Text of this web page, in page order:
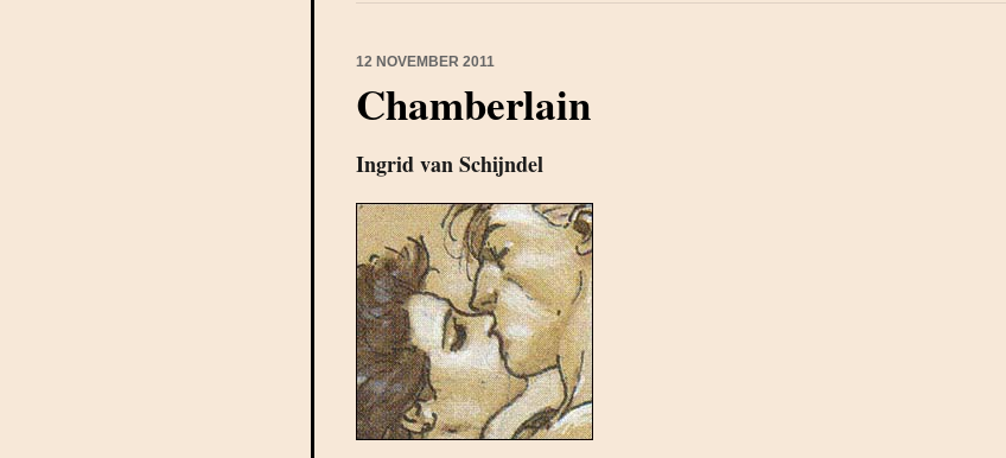
12 NOVEMBER 2011
Chamberlain
Ingrid van Schijndel